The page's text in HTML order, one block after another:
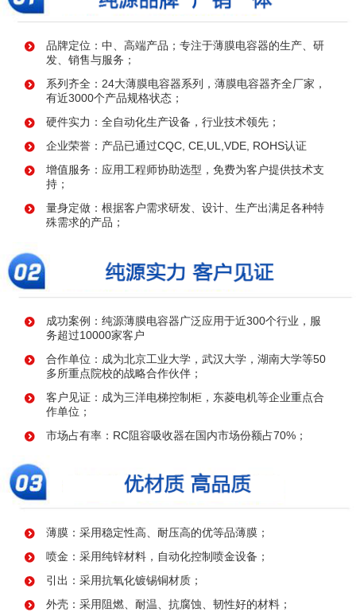
品牌定位：中、高端产品；专注于薄膜电容器的生产、研
发、销售与服务；
系列齐全：24大薄膜电容器系列，薄膜电容器齐全厂家，
有近3000个产品规格状态；
硬件实力：全自动化生产设备，行业技术领先；
企业荣誉：产品已通过CQC, CE,UL,VDE, ROHS认证
增值服务：应用工程师协助选型，免费为客户提供技术支
持；
量身定做：根据客户需求研发、设计、生产出满足各种特
殊需求的产品；
成功案例：纯源薄膜电容器广泛应用于近300个行业，服
务超过10000家客户
合作单位：成为北京工业大学，武汉大学，湖南大学等50
多所重点院校的战略合作伙伴；
客户见证：成为三洋电梯控制柜，东菱电机等企业重点合
作单位；
市场占有率：RC阻容吸收器在国内市场份额占70%；
薄膜：采用稳定性高、耐压高的优等品薄膜；
喷金：采用纯锌材料，自动化控制喷金设备；
引出：采用抗氧化镀锡铜材质；
外壳：采用阻燃、耐温、抗腐蚀、韧性好的材料；